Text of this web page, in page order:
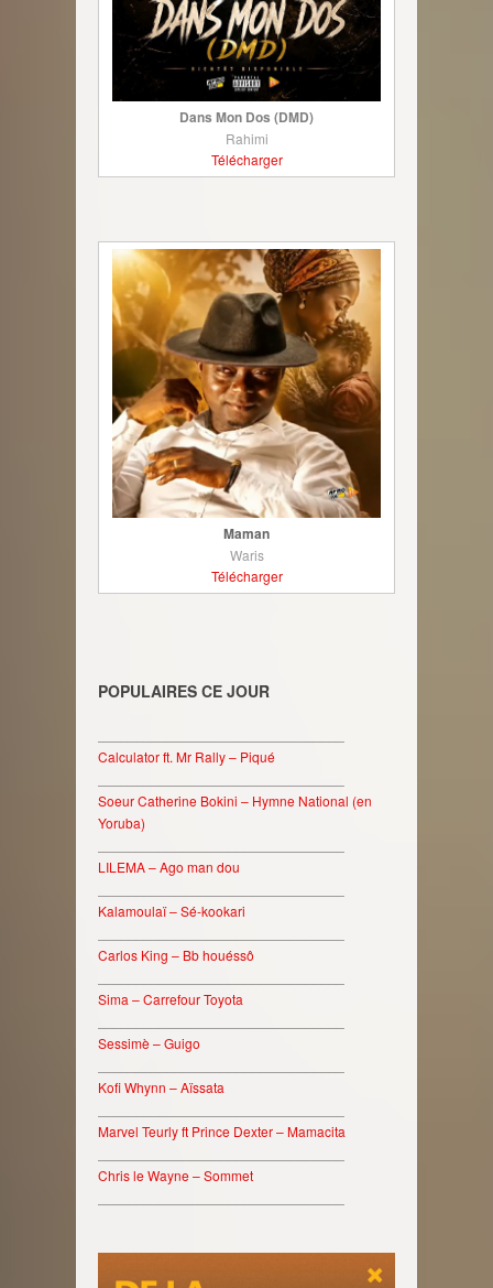
Dans Mon Dos (DMD)
Rahimi
Télécharger
Maman
Waris
Télécharger
POPULAIRES CE JOUR
Calculator ft. Mr Rally – Piqué
Soeur Catherine Bokini – Hymne National (en
Yoruba)
LILEMA – Ago man dou
Kalamoulaï – Sé-kookari
Carlos King – Bb houéssô
Sima – Carrefour Toyota
Sessimè – Guigo
Kofi Whynn – Aïssata
Marvel Teurly ft Prince Dexter – Mamacita
Chris le Wayne – Sommet